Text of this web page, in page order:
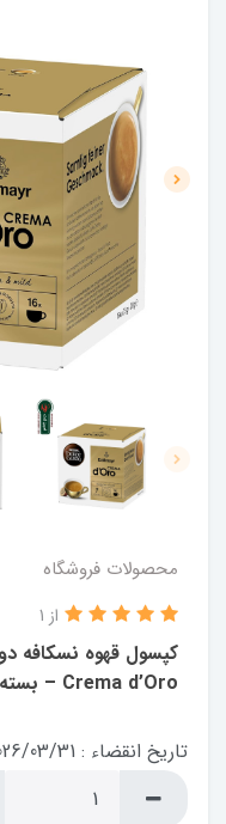
محصولات فروشگاه
Crema d’Oro – بسته ۱۶ عددی
از 1
تاریخ انقضاء : 2026/03/31